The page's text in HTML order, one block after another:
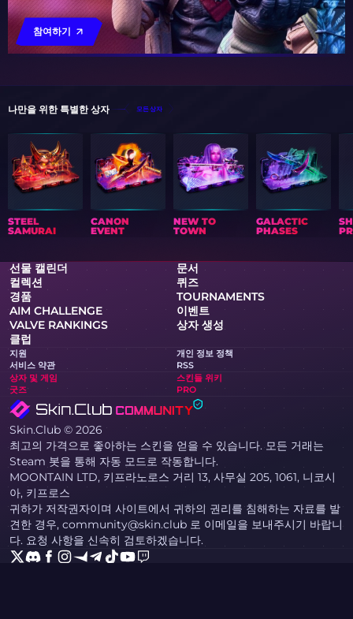
참여하기
나만을 위한 특별한 상자 모든 상자
STEEL
SAMURAI
CANON
EVENT
NEW TO
TOWN
GALACTIC
PHASES
선물 캘린더
문서
컬렉션
퀴즈
경품
TOURNAMENTS
AIM CHALLENGE
이벤트
VALVE RANKINGS
상자 생성
클럽
지원
개인 정보 정책
서비스 약관
RSS
상자 및 게임
스킨들 위키
굿즈
PRO
Skin.Club © 2026
최고의 가격으로 좋아하는 스킨을 얻을 수 있습니다. 모든 거래는
Steam 봇을 통해 자동 모드로 작동합니다.
MOONTAIN LTD, 키프라노로스 거리 13, 사무실 205, 1061, 니코시
아, 키프로스
귀하가 저작권자이며 사이트에서 귀하의 권리를 침해하는 자료를 발
견한 경우, community@skin.club 로 이메일을 보내주시기 바랍니
다. 요청 사항을 신속히 검토하겠습니다.